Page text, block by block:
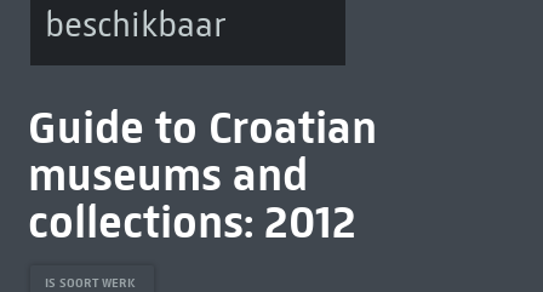
beschikbaar
Guide to Croatian
museums and
collections: 2012
IS SOORT WERK